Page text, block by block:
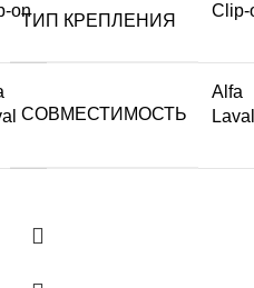
on
ТИП КРЕПЛЕНИЯ
Clip-
СОВМЕСТИМОСТЬ
Alfa
Laval